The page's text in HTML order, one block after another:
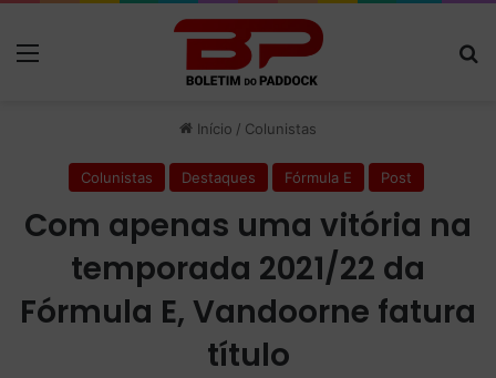
Início / Colunistas
Colunistas Destaques Fórmula E Post
Com apenas uma vitória na
temporada 2021/22 da
Fórmula E, Vandoorne fatura
título